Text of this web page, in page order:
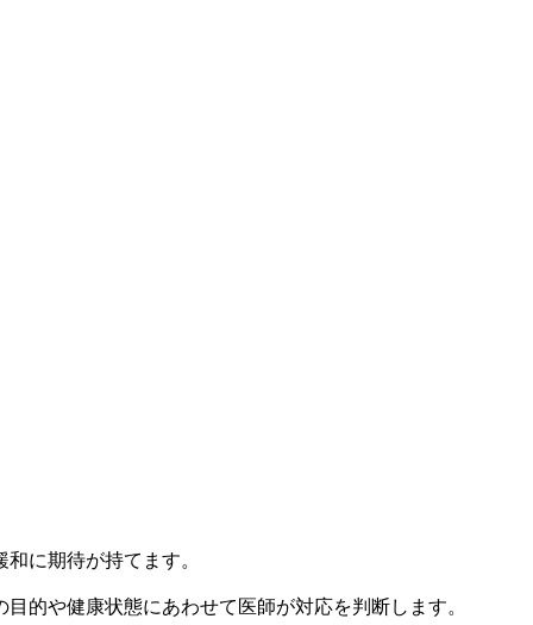
に期待が持てます。
的や健康状態にあわせて医師が対応を判断します。